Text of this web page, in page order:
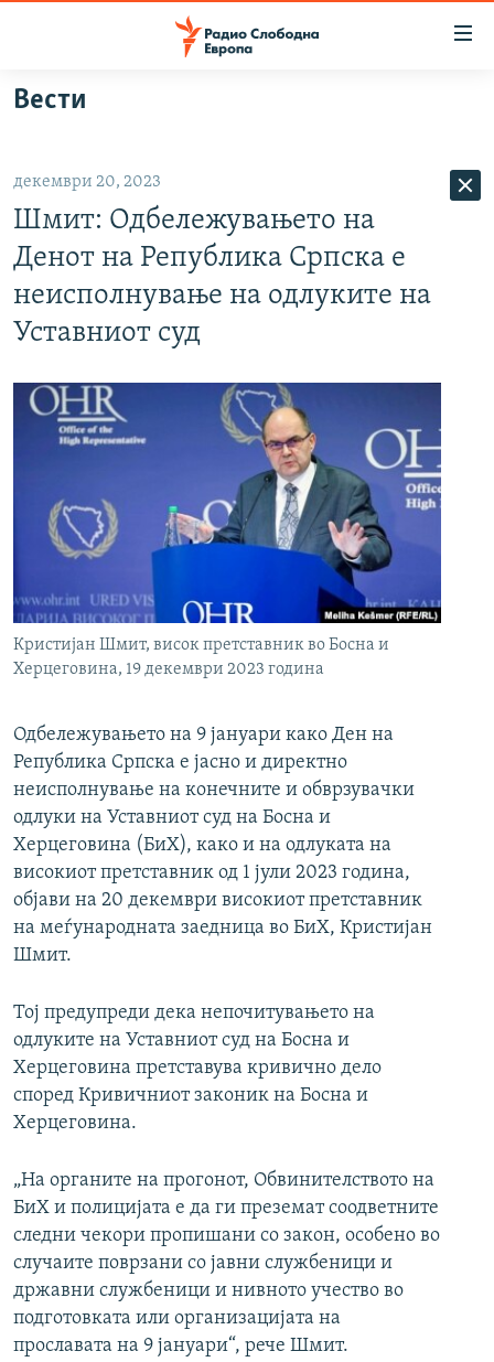
Оди
на
главната
навигација
на
пребарување
ВИЗУЕЛНО
ШТО ТРЕБА ДА ЗНАЕТЕ
ПРИЈАВИ СЕ ЗА ЊУЗЛЕТЕР
ПОДКАСТ ЗОШТО?
СЛЕДЕТЕ НЕ
РСЕ веб страници
Вести
декември 20, 2023
Шмит: Одбележувањето на
Денот на Република Српска е
неисполнување на одлуките на
Уставниот суд
Кристијан Шмит, висок претставник во Босна и
Херцеговина, 19 декември 2023 година
Одбележувањето на 9 јануари како Ден на
Република Српска е јасно и директно
неисполнување на конечните и обврзувачки
одлуки на Уставниот суд на Босна и
Херцеговина (БиХ), како и на одлуката на
високиот претставник од 1 јули 2023 година,
објави на 20 декември високиот претставник
на меѓународната заедница во БиХ, Кристијан
Шмит.
Тој предупреди дека непочитувањето на
одлуките на Уставниот суд на Босна и
Херцеговина претставува кривично дело
според Кривичниот законик на Босна и
Херцеговина.
„На органите на прогонот, Обвинителството на
БиХ и полицијата е да ги преземат соодветните
следни чекори пропишани со закон, особено во
случаите поврзани со јавни службеници и
државни службеници и нивното учество во
подготовката или организацијата на
прославата на 9 јануари“, рече Шмит.